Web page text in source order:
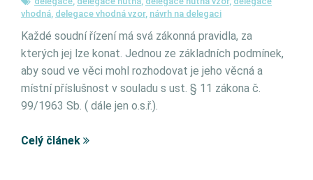
vhodná, delegace vhodná vzor, návrh na delegaci
Každé soudní řízení má svá zákonná pravidla, za
kterých jej lze konat. Jednou ze základních podmínek,
aby soud ve věci mohl rozhodovat je jeho věcná a
místní příslušnost v souladu s ust. § 11 zákona č.
99/1963 Sb. ( dále jen o.s.ř.).
Celý článek